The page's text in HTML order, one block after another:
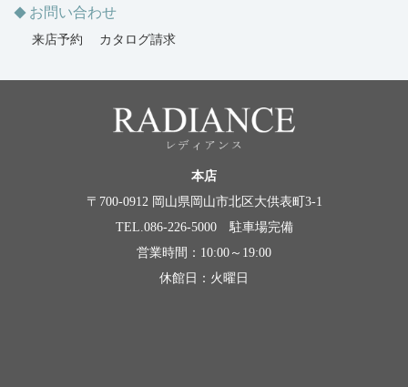
お問い合わせ
来店予約 カタログ請求
本店
〒700-0912 岡山県岡山市北区大供表町3-1
TEL.086-226-5000 駐車場完備
営業時間：10:00～19:00
休館日：火曜日